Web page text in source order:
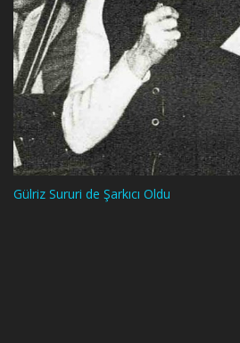
Gülriz Sururi de Şarkıcı Oldu